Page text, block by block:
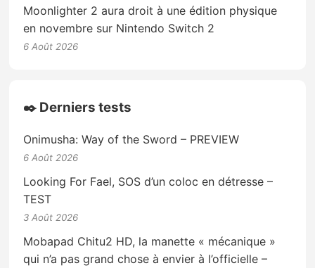
Moonlighter 2 aura droit à une édition physique
en novembre sur Nintendo Switch 2
6 Août 2026
✒️ Derniers tests
Onimusha: Way of the Sword – PREVIEW
6 Août 2026
Looking For Fael, SOS d’un coloc en détresse –
TEST
3 Août 2026
Mobapad Chitu2 HD, la manette « mécanique »
qui n’a pas grand chose à envier à l’officielle –